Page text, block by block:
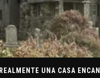
UNA CASA